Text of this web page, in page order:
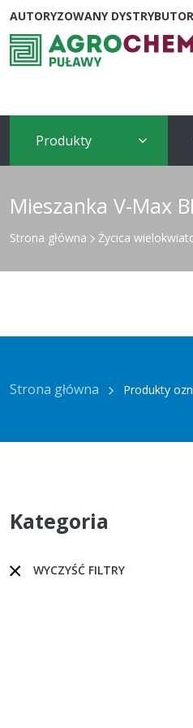
AUTORYZOWANY
Produkty
Mieszanka V-Max
Strona główna Życica
Strona główna Produkty
Kategoria
WYCZYŚĆ FILTRY